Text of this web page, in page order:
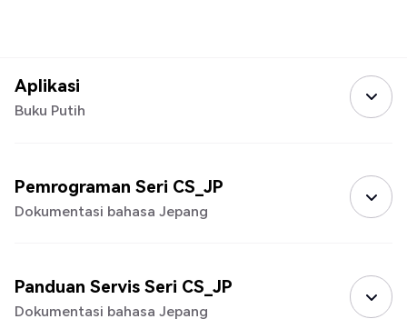
Aplikasi
Buku Putih
Pemrograman Seri CS_JP
Dokumentasi bahasa Jepang
Panduan Servis Seri CS_JP
Dokumentasi bahasa Jepang